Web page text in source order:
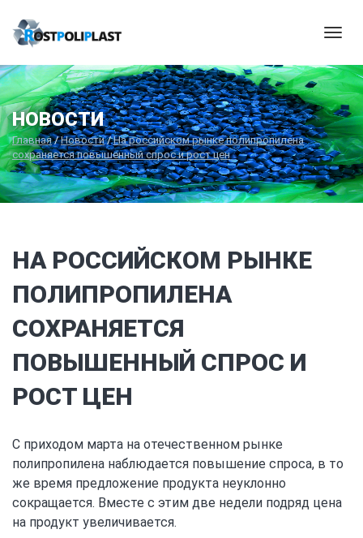
НОВОСТИ
Главная/Новости/На российском рынке полипропилена
сохраняется повышенный спрос и рост цен
НА РОССИЙСКОМ РЫНКЕ
ПОЛИПРОПИЛЕНА
СОХРАНЯЕТСЯ
ПОВЫШЕННЫЙ СПРОС И
РОСТ ЦЕН
С приходом марта на отечественном рынке
полипропилена наблюдается повышение спроса, в то
же время предложение продукта неуклонно
сокращается. Вместе с этим две недели подряд цена
на продукт увеличивается.